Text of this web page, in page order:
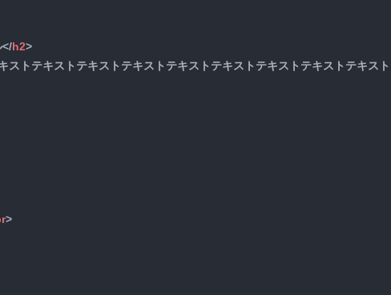
</h2>
ストテキストテキストテキストテキストテキストテキストテキストテキ
>